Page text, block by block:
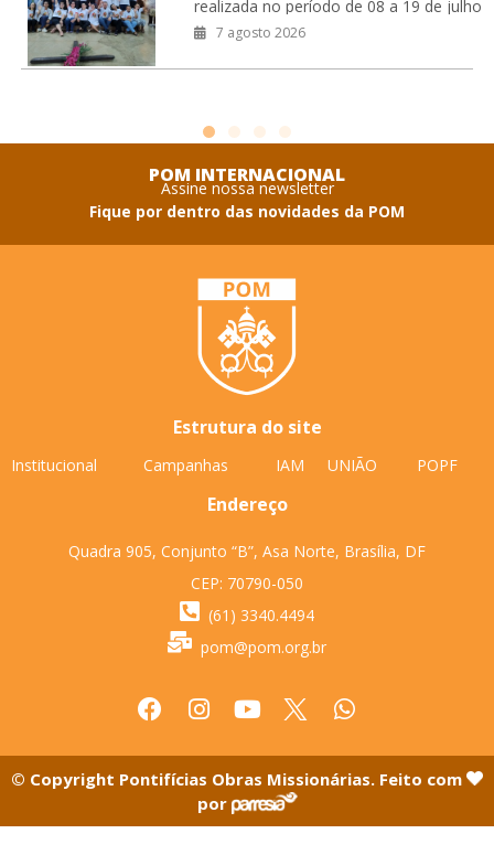
realizada no período de 08 a 19 de julho
de 2026, na Prelazia de São Félix do
7 agosto 2026
POM INTERNACIONAL
Assine nossa newsletter
Fique por dentro das novidades da POM
Estrutura do site
Institucional Campanhas IAM UNIÃO POPF
Endereço
Quadra 905, Conjunto “B”, Asa Norte, Brasília, DF
CEP: 70790-050
(61) 3340.4494
pom@pom.org.br
© Copyright Pontifícias Obras Missionárias. Feito com
por